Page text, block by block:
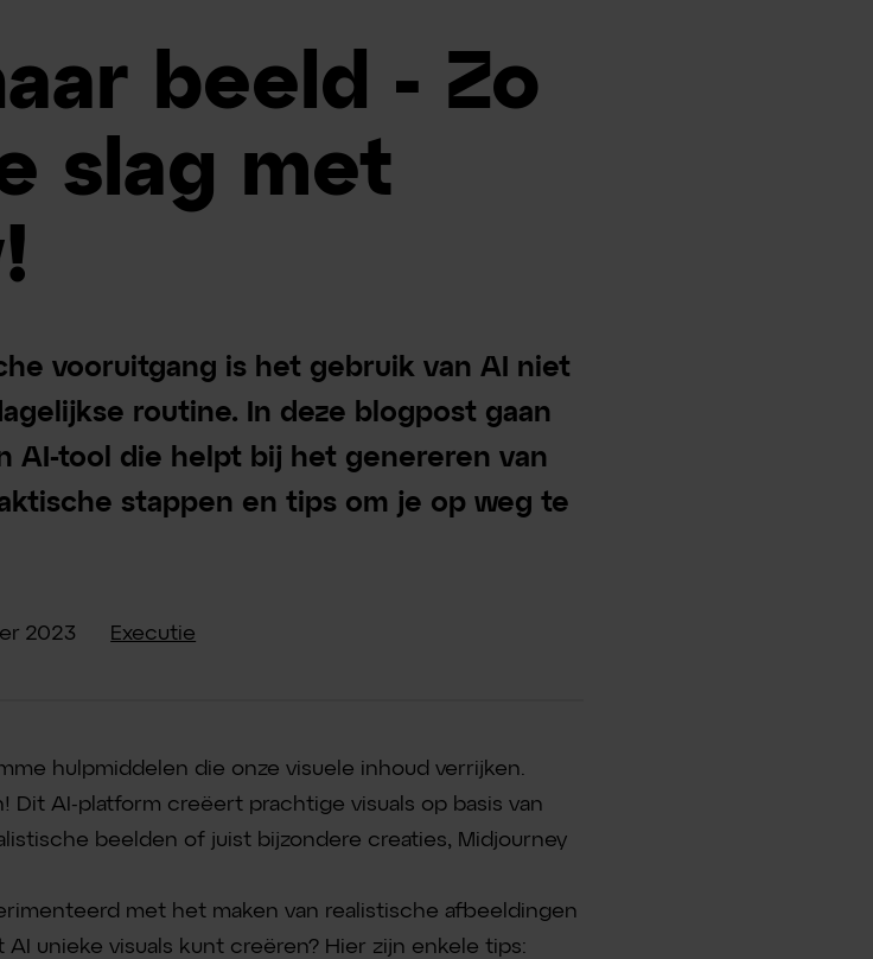
beeld - Zo
slag met
vooruitgang is het gebruik van AI niet
routine. In deze blogpost gaan
AI-tool die helpt bij het genereren van
stappen en tips om je op weg te
2023 Executie
hulpmiddelen die onze visuele inhoud verrijken.
Dit AI-platform creëert prachtige visuals op basis van
beelden of juist bijzondere creaties, Midjourney
met het maken van realistische afbeeldingen
unieke visuals kunt creëren? Hier zijn enkele tips: